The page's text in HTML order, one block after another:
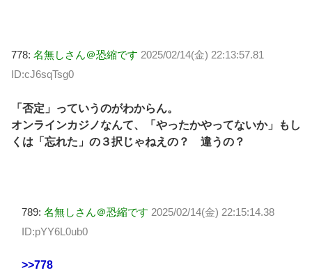
778: 名無しさん＠恐縮です 2025/02/14(金) 22:13:57.81
ID:cJ6sqTsg0
「否定」っていうのがわからん。
オンラインカジノなんて、「やったかやってないか」もし
くは「忘れた」の３択じゃねえの？ 違うの？
789: 名無しさん＠恐縮です 2025/02/14(金) 22:15:14.38
ID:pYY6L0ub0
>>778